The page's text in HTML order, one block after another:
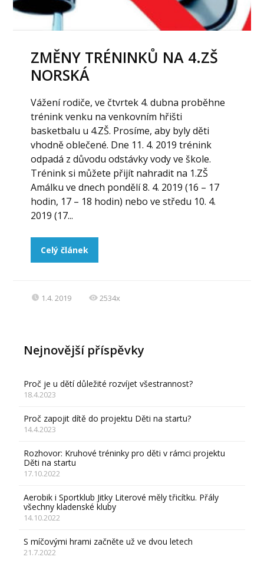
ZMĚNY TRÉNINKŮ NA 4.ZŠ
NORSKÁ
Vážení rodiče, ve čtvrtek 4. dubna proběhne
trénink venku na venkovním hřišti
basketbalu u 4.ZŠ. Prosíme, aby byly děti
vhodně oblečené. Dne 11. 4. 2019 trénink
odpadá z důvodu odstávky vody ve škole.
Trénink si můžete přijít nahradit na 1.ZŠ
Amálku ve dnech pondělí 8. 4. 2019 (16 – 17
hodin, 17 – 18 hodin) nebo ve středu 10. 4.
2019 (17...
Celý článek
1.4. 2019 2534x
Nejnovější příspěvky
Proč je u dětí důležité rozvíjet všestrannost?
18.4.2023
Proč zapojit dítě do projektu Děti na startu?
14.4.2023
Rozhovor: Kruhové tréninky pro děti v rámci projektu
Děti na startu
17.10.2022
Aerobik i Sportklub Jitky Literové měly třicítku. Přály
všechny kladenské kluby
14.10.2022
S míčovými hrami začněte už ve dvou letech
21.7.2022